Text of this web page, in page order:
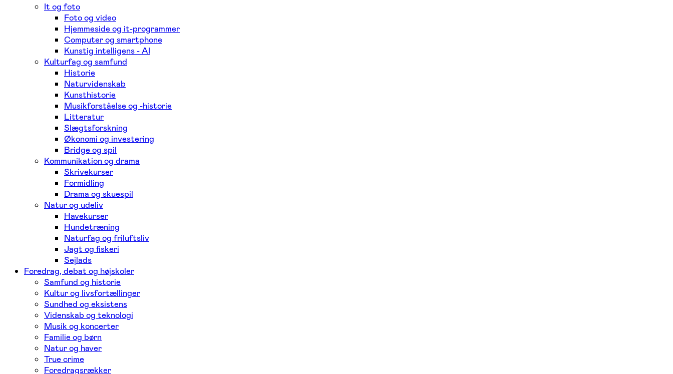
It og foto
Foto og video
Hjemmeside og it-programmer
Computer og smartphone
Kunstig intelligens - AI
Kulturfag og samfund
Historie
Naturvidenskab
Kunsthistorie
Musikforståelse og -historie
Litteratur
Slægtsforskning
Økonomi og investering
Bridge og spil
Kommunikation og drama
Skrivekurser
Formidling
Drama og skuespil
Natur og udeliv
Havekurser
Hundetræning
Naturfag og friluftsliv
Jagt og fiskeri
Sejlads
Foredrag, debat og højskoler
Samfund og historie
Kultur og livsfortællinger
Sundhed og eksistens
Videnskab og teknologi
Musik og koncerter
Familie og børn
Natur og haver
True crime
Foredragsrækker